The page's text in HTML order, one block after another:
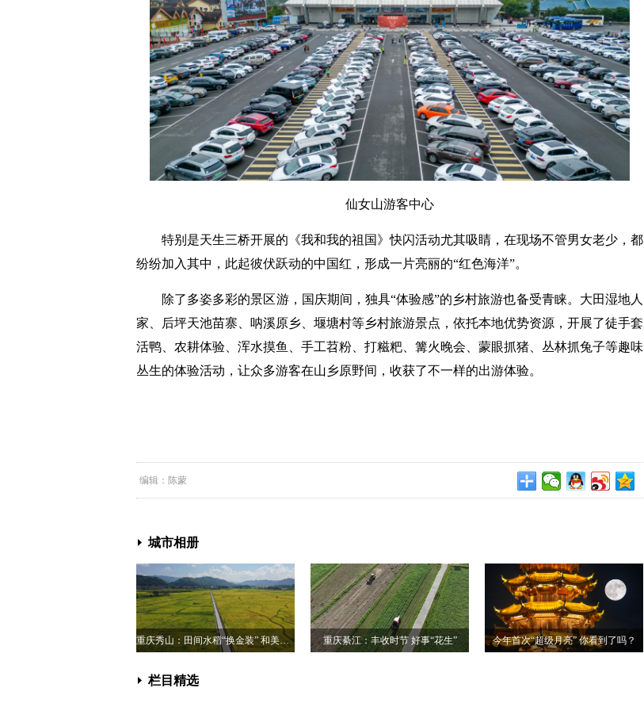
仙女山游客中心
特别是天生三桥开展的《我和我的祖国》快闪活动尤其吸睛，在现场不管男女老少，都
纷纷加入其中，此起彼伏跃动的中国红，形成一片亮丽的“红色海洋”。
除了多姿多彩的景区游，国庆期间，独具“体验感”的乡村旅游也备受青睐。大田湿地人
家、后坪天池苗寨、呐溪原乡、堰塘村等乡村旅游景点，依托本地优势资源，开展了徒手套
活鸭、农耕体验、浑水摸鱼、手工苕粉、打糍粑、篝火晚会、蒙眼抓猪、丛林抓兔子等趣味
丛生的体验活动，让众多游客在山乡原野间，收获了不一样的出游体验。
编辑：陈蒙